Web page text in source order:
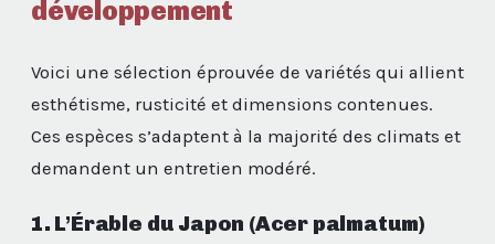
développement
Voici une sélection éprouvée de variétés qui allient
esthétisme, rusticité et dimensions contenues.
Ces espèces s’adaptent à la majorité des climats et
demandent un entretien modéré.
1. L’Érable du Japon (Acer palmatum)